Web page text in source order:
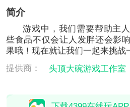
简介
游戏中，我们需要帮助主
些食品不仅会让人发胖还会影
果哦！现在就让我们一起来挑战
提供商：
头顶大碗游戏工作室